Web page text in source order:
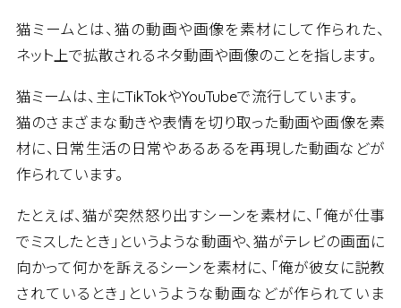
猫ミームとは、猫の動画や画像を素材にして作られた、
ネット上で拡散されるネタ動画や画像のことを指します。
猫ミームは、主にTikTokやYouTubeで流行しています。
猫のさまざまな動きや表情を切り取った動画や画像を素
材に、日常生活の日常やあるあるを再現した動画などが
作られています。
たとえば、猫が突然怒り出すシーンを素材に、「俺が仕事
でミスしたとき」というような動画や、猫がテレビの画面に
向かって何かを訴えるシーンを素材に、「俺が彼女に説教
されているとき」というような動画などが作られていま